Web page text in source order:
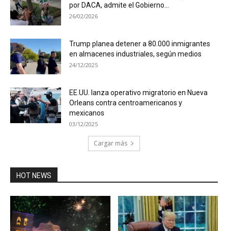
por DACA, admite el Gobierno...
26/02/2026
Trump planea detener a 80.000 inmigrantes
en almacenes industriales, según medios
24/12/2025
EE.UU. lanza operativo migratorio en Nueva
Orleans contra centroamericanos y
mexicanos
03/12/2025
Cargar más
HOT NEWS